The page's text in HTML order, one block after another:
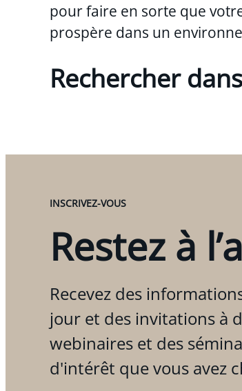
pour faire en sorte que
prospère dans un
Rechercher
INSCRIVEZ-VOUS
Restez à
Recevez des
jour et des invitations à
webinaires et des
d'intérêt que vous avez